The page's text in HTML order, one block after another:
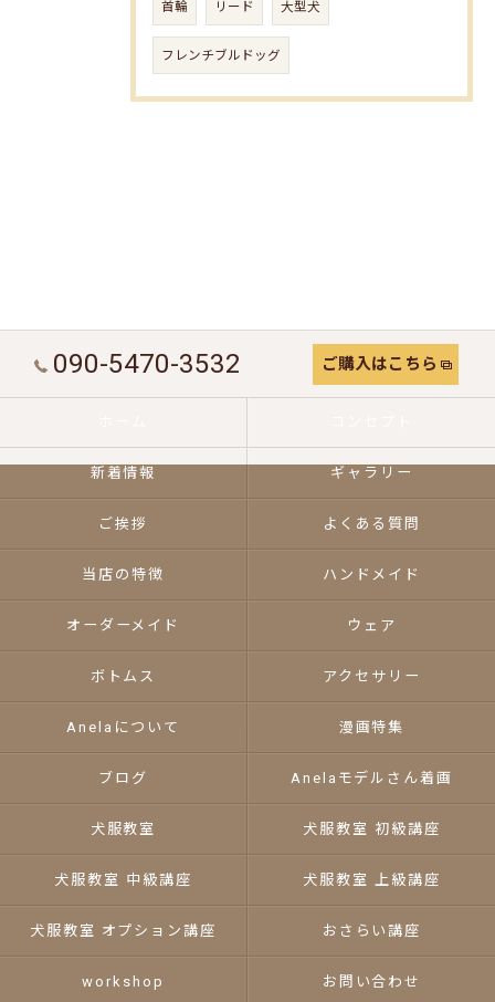
首輪 リード 大型犬
フレンチブルドッグ
090-5470-3532 ご購入はこちら
新着情報 ギャラリー
ご挨拶 よくある質問
当店の特徴 ハンドメイド
オーダーメイド ウェア
ボトムス アクセサリー
Anelaについて 漫画特集
ブログ Anelaモデルさん着画
犬服教室 犬服教室 初級講座
犬服教室 中級講座 犬服教室 上級講座
犬服教室 オプション講座 おさらい講座
workshop お問い合わせ